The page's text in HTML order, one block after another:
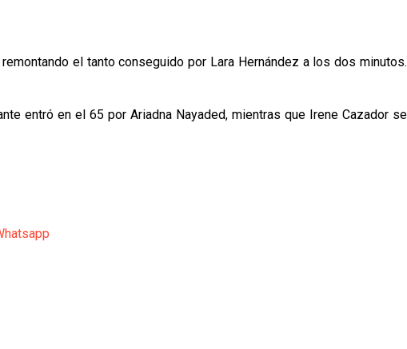
el tanto conseguido por Lara Hernández a los dos minutos.
entró en el 65 por Ariadna Nayaded, mientras que Irene Cazador se